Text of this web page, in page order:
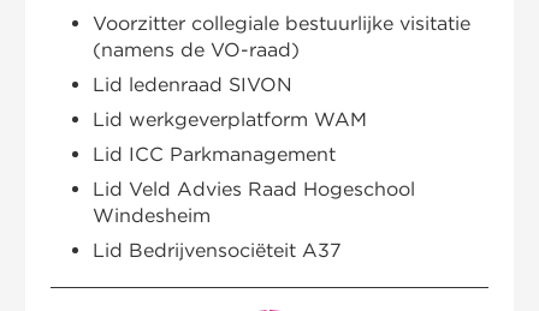
Voorzitter collegiale bestuurlijke visitatie
(namens de VO-raad)
Lid ledenraad SIVON
Lid werkgeverplatform WAM
Lid ICC Parkmanagement
Lid Veld Advies Raad Hogeschool
Windesheim
Lid Bedrijvensociëteit A37